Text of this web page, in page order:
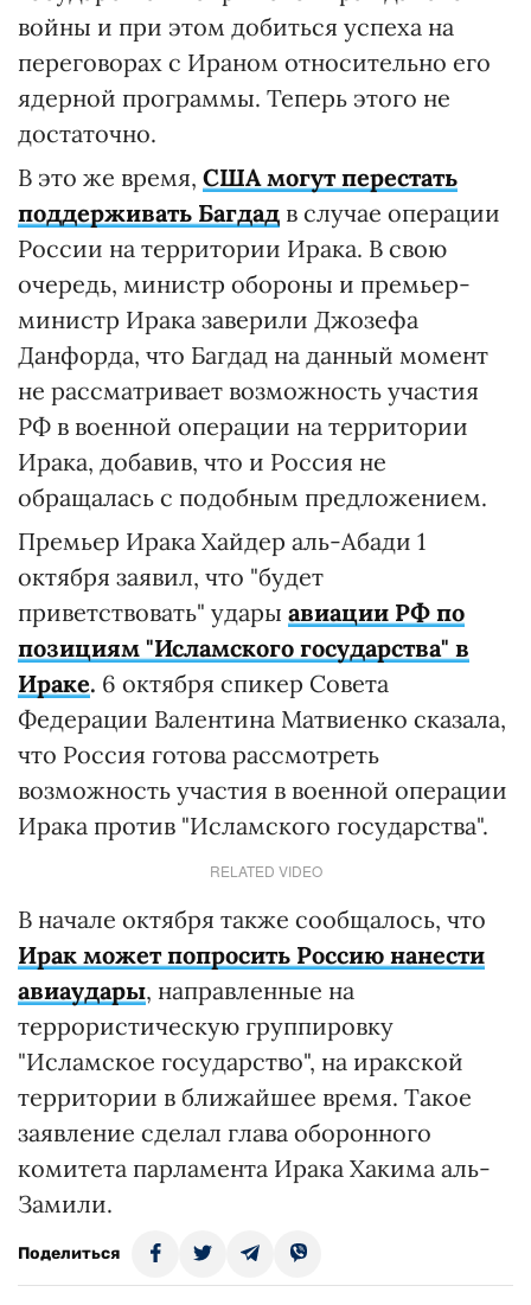
войны и при этом добиться успеха на
переговорах с Ираном относительно его
ядерной программы. Теперь этого не
достаточно.
В это же время, США могут перестать
поддерживать Багдад в случае операции
России на территории Ирака. В свою
очередь, министр обороны и премьер-
министр Ирака заверили Джозефа
Данфорда, что Багдад на данный момент
не рассматривает возможность участия
РФ в военной операции на территории
Ирака, добавив, что и Россия не
обращалась с подобным предложением.
Премьер Ирака Хайдер аль-Абади 1
октября заявил, что "будет
приветствовать" удары авиации РФ по
позициям "Исламского государства" в
Ираке. 6 октября спикер Совета
Федерации Валентина Матвиенко сказала,
что Россия готова рассмотреть
возможность участия в военной операции
Ирака против "Исламского государства".
RELATED VIDEO
В начале октября также сообщалось, что
Ирак может попросить Россию нанести
авиаудары, направленные на
террористическую группировку
"Исламское государство", на иракской
территории в ближайшее время. Такое
заявление сделал глава оборонного
комитета парламента Ирака Хакима аль-
Замили.
Поделиться